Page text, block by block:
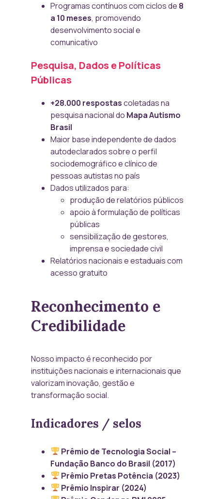
Programas contínuos com ciclos de 8
a 10 meses, promovendo
desenvolvimento social e
comunicativo
Pesquisa, Dados e Políticas
Públicas
+28.000 respostascoletadas na
pesquisa nacional do Mapa Autismo
Brasil
Maior base independente de dados
autodeclarados sobre o perfil
sociodemográfico e clínico de
pessoas autistas no país
Dados utilizados para:
produção de relatórios públicos
apoio à formulação de políticas
públicas
sensibilização de gestores,
imprensa e sociedade civil
Relatórios nacionais e estaduais com
acesso gratuito
Reconhecimento e
Credibilidade
Nosso impacto é reconhecido por
instituições nacionais e internacionais que
valorizam inovação, gestão e
transformação social.
Indicadores / selos
Prêmio de Tecnologia Social –
Fundação Banco do Brasil (2017)
Prêmio Pretas Potência (2023)
Prêmio Inspirar (2024)